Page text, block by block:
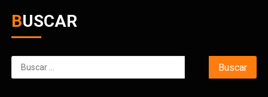
BUSCAR
Buscar: